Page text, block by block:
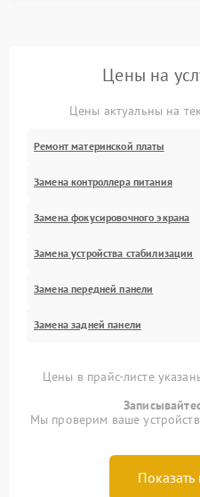
Цены на
Цены актуальны на
Ремонт материнской платы
Замена контроллера питания
Замена фокусировочного экрана
Замена устройства стабилизации
Замена передней панели
Замена задней панели
Цены в прайс-листе
Мы проверим ваше
Показать